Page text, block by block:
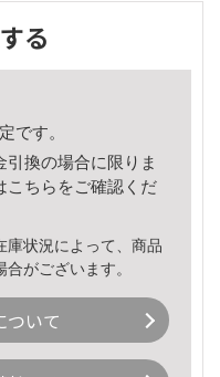
る
です。
換の場合に限りま
こちら をご確認くだ
状況によって、商品
がございます。
ついて